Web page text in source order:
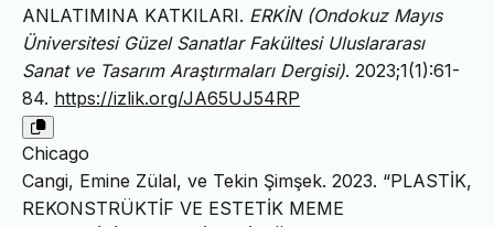
ANLATIMINA KATKILARI. ERKİN (Ondokuz Mayıs
Üniversitesi Güzel Sanatlar Fakültesi Uluslararası
Sanat ve Tasarım Araştırmaları Dergisi). 2023;1(1):61-
84. https://izlik.org/JA65UJ54RP
Chicago
Cangi, Emine Zülal, ve Tekin Şimşek. 2023. “PLASTİK,
REKONSTRÜKTİF VE ESTETİK MEME